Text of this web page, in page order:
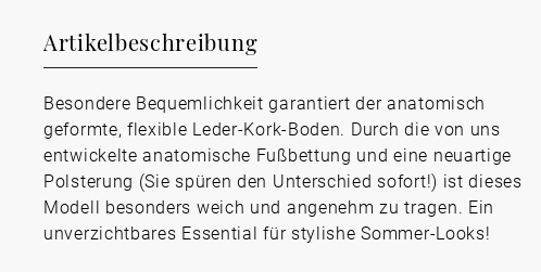
Artikelbeschreibung
Besondere Bequemlichkeit garantiert der anatomisch
geformte, flexible Leder-Kork-Boden. Durch die von uns
entwickelte anatomische Fußbettung und eine neuartige
Polsterung (Sie spüren den Unterschied sofort!) ist dieses
Modell besonders weich und angenehm zu tragen. Ein
unverzichtbares Essential für stylishe Sommer-Looks!